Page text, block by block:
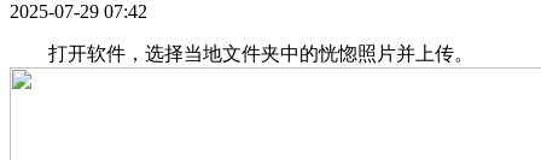
2025-07-29 07:42
打开软件，选择当地文件夹中的恍惚照片并上传。